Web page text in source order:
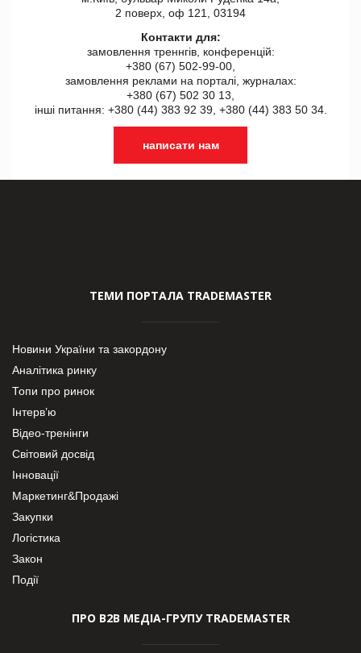
2 поверх, оф 121, 03194
Контакти для:
замовлення треннгів, конференцій:
+380 (67) 502-99-00,
замовлення реклами на порталі, журналах:
+380 (67) 502 30 13,
інші питання: +380 (44) 383 92 39, +380 (44) 383 50 34.
написати нам
ТЕМИ ПОРТАЛА TRADEMASTER
Новини України та закордону
Аналітика ринку
Топи про ринок
Інтерв’ю
Відео-тренінги
Світовий досвід
Інновації
Маркетинг&Продажі
Закупки
Логістика
Закон
Події
ПРО В2В МЕДІА-ГРУПУ TRADEMASTER